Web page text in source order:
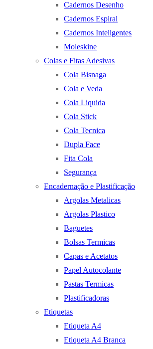
Cadernos Desenho
Cadernos Espiral
Cadernos Inteligentes
Moleskine
Colas e Fitas Adesivas
Cola Bisnaga
Cola e Veda
Cola Liquida
Cola Stick
Cola Tecnica
Dupla Face
Fita Cola
Segurança
Encadernação e Plastificação
Argolas Metalicas
Argolas Plastico
Baguetes
Bolsas Termicas
Capas e Acetatos
Papel Autocolante
Pastas Termicas
Plastificadoras
Etiquetas
Etiqueta A4
Etiqueta A4 Branca